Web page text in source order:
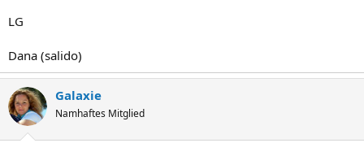
LG
Dana (salido)
Galaxie
Namhaftes Mitglied